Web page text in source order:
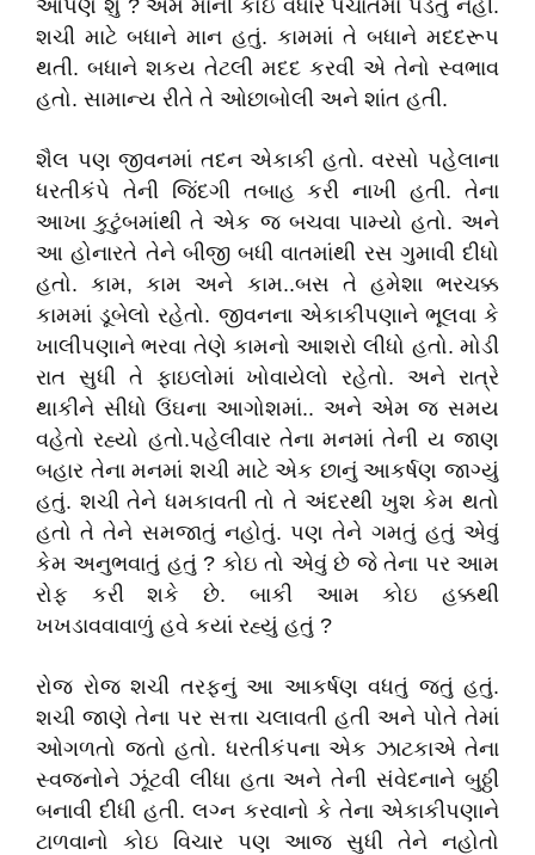
આપણે શું ? એમ માની કોઇ વધારે પંચાતમાં પડતું નહીં.
શચી માટે બધાને માન હતું. કામમાં તે બધાને મદદરૂપ
થતી. બધાને શકય તેટલી મદદ કરવી એ તેનો સ્વભાવ
હતો. સામાન્ય રીતે તે ઓછાબોલી અને શાંત હતી.
શૈલ પણ જીવનમાં તદન એકાકી હતો. વરસો પહેલાના
ધરતીકંપે તેની જિંદગી તબાહ કરી નાખી હતી. તેના
આખા કુટુંબમાંથી તે એક જ બચવા પામ્યો હતો. અને
આ હોનારતે તેને બીજી બધી વાતમાંથી રસ ગુમાવી દીધો
હતો. કામ, કામ અને કામ..બસ તે હમેશા ભરચક્ક
કામમાં ડૂબેલો રહેતો. જીવનના એકાકીપણાને ભૂલવા કે
ખાલીપણાને ભરવા તેણે કામનો આશરો લીધો હતો. મોડી
રાત સુધી તે ફાઇલોમાં ખોવાયેલો રહેતો. અને રાત્રે
થાકીને સીધો ઉંઘના આગોશમાં.. અને એમ જ સમય
વહેતો રહ્યો હતો.પહેલીવાર તેના મનમાં તેની ય જાણ
બહાર તેના મનમાં શચી માટે એક છાનું આકર્ષણ જાગ્યું
હતું. શચી તેને ધમકાવતી તો તે અંદરથી ખુશ કેમ થતો
હતો તે તેને સમજાતું નહોતું. પણ તેને ગમતું હતું એવું
કેમ અનુભવાતું હતું ? કોઇ તો એવું છે જે તેના પર આમ
રોફ કરી શકે છે. બાકી આમ કોઇ હક્કથી
ખખડાવવાવાળું હવે કયાં રહ્યું હતું ?
રોજ રોજ શચી તરફનું આ આકર્ષણ વધતું જતું હતું.
શચી જાણે તેના પર સત્તા ચલાવતી હતી અને પોતે તેમાં
ઓગળતો જતો હતો. ધરતીકંપના એક ઝાટકાએ તેના
સ્વજનોને ઝૂંટવી લીધા હતા અને તેની સંવેદનાને બુઠ્ઠી
બનાવી દીધી હતી. લગ્ન કરવાનો કે તેના એકાકીપણાને
ટાળવાનો કોઇ વિચાર પણ આજ સુધી તેને નહોતો